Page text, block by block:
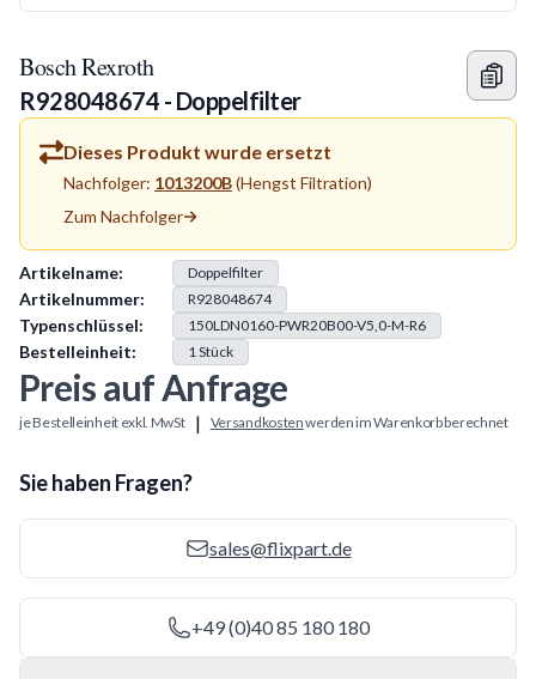
Bosch Rexroth
R928048674 - Doppelfilter
Dieses Produkt wurde ersetzt
Nachfolger: 1013200B(Hengst Filtration)
Zum Nachfolger
Produkt Information
Artikelname: Doppelfilter
Artikelnummer: R928048674
Typenschlüssel: 150LDN0160-PWR20B00-V5,0-M-R6
Bestelleinheit: 1Stück
Preis auf Anfrage
je Bestelleinheit exkl. MwSt | Versandkostenwerden im Warenkorb berechnet
Sie haben Fragen?
sales@flixpart.de
+49 (0)40 85 180 180